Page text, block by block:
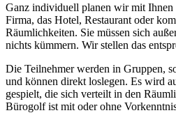
Ganz individuell planen wir mit Ihnen
Firma, das Hotel, Restaurant oder
Räumlichkeiten. Sie müssen sich
nichts kümmern. Wir stellen das
Die Teilnehmer werden in Gruppen,
und können direkt loslegen. Es wird
gespielt, die sich verteilt in den
Bürogolf ist mit oder ohne